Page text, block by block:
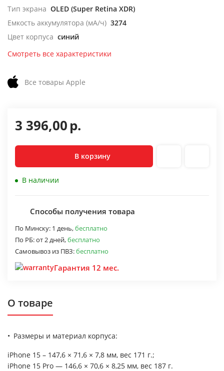
Тип экрана OLED (Super Retina XDR)
Емкость аккумулятора (мА/ч) 3274
Цвет корпуса синий
Смотреть все характеристики
Все товары Apple
3 396,00р.
В корзину
В наличии
Способы получения товара
По Минску: 1 день,бесплатно
По РБ:от 2 дней,бесплатно
Самовывоз из ПВЗ:бесплатно
Гарантия 12 мес.
О товаре
Размеры и материал корпуса:
iPhone 15 – 147,6 × 71,6 × 7,8 мм, вес 171 г.;
iPhone 15 Pro — 146,6 × 70,6 × 8,25 мм, вес 187 г.